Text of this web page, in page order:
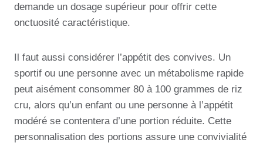
demande un dosage supérieur pour offrir cette
onctuosité caractéristique.
Il faut aussi considérer l’appétit des convives. Un
sportif ou une personne avec un métabolisme rapide
peut aisément consommer 80 à 100 grammes de riz
cru, alors qu’un enfant ou une personne à l’appétit
modéré se contentera d’une portion réduite. Cette
personnalisation des portions assure une convivialité